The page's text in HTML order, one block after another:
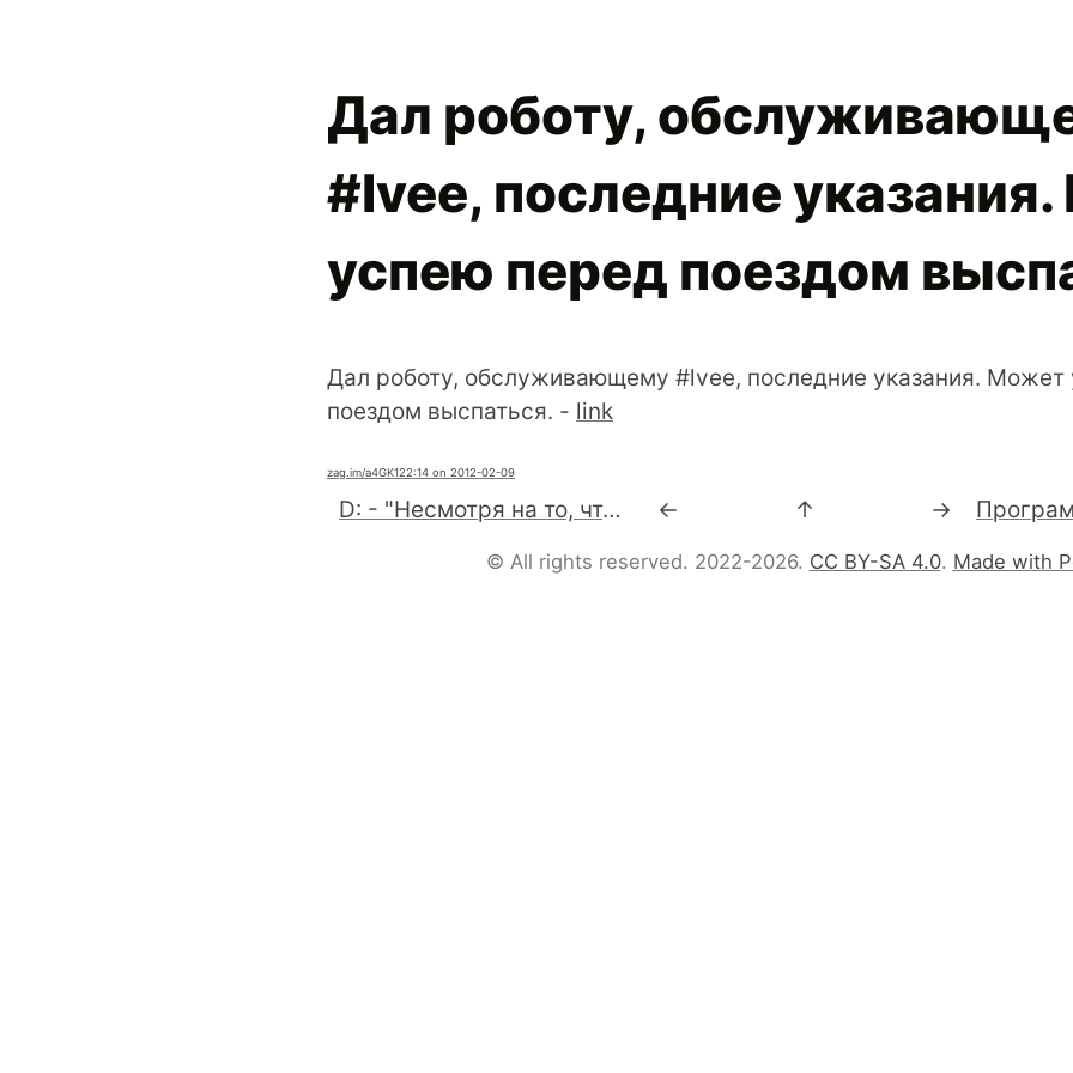
Дал роботу,
#lvee, последние
успею перед поездом
Дал роботу, обслуживающему #lvee, последние указания. Может
поездом выспаться. - link
zag.im/a4GK122:14 on 2012-02-09
D: - "Несмотря на то, что у вас есть опыт разработки на perl 6, я сразу предупреждаю, что ни сейчас, и не в перспективе, наша система не будет переписана на perl 6". In mind: "Никогда не говори никогда !" #perl6 ← ↑ →
© All rights reserved. 2022-2026. CC BY-SA 4.0. Made with